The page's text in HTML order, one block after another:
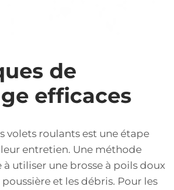
de
efficaces
volets roulants est une étape
entretien. Une méthode
à utiliser une brosse à poils doux
et les débris. Pour les